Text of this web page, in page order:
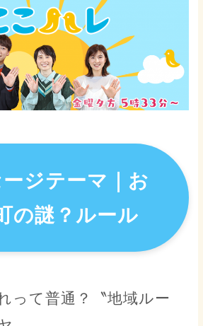
ジテーマ｜ お
の謎？ルール
って普通？〝地域ルー